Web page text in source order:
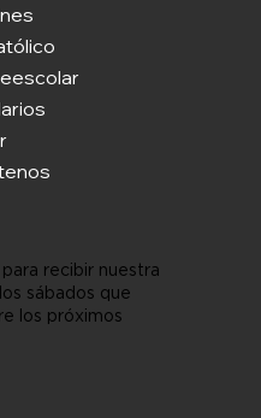
recibir nuestra
sábados que
los próximos